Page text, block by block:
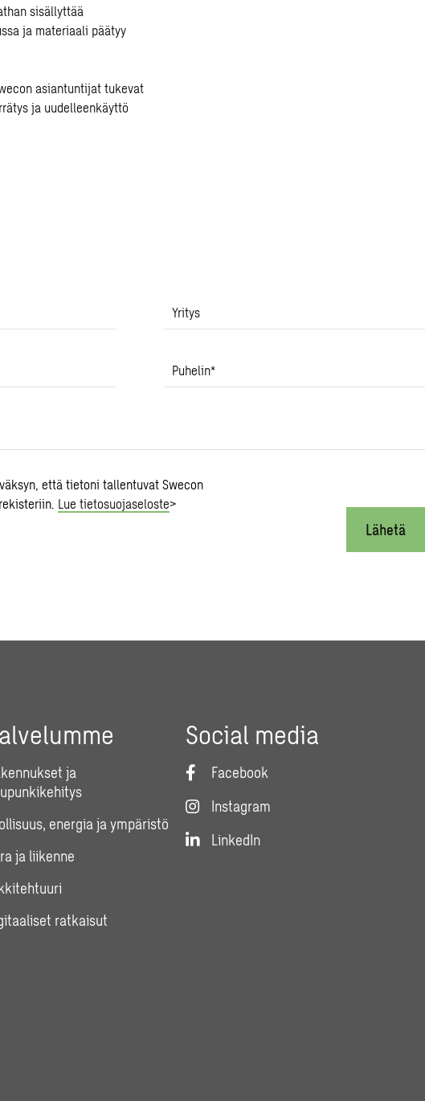
sisällyttää
ja materiaali päätyy
asiantuntijat tukevat
ja uudelleenkäyttö
Yritys
Puhelin*
että tietoni tallentuvat Swecon
Lue tietosuojaseloste>
Lähetä
ja
energia ja ympäristö
ja liikenne
ratkaisut
Social media
Facebook
Instagram
LinkedIn